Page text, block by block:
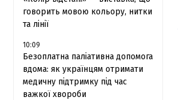
говорить мовою кольору, нитки
та лінії
10:09
Безоплатна паліативна допомога
вдома: як українцям отримати
медичну підтримку під час
важкої хвороби